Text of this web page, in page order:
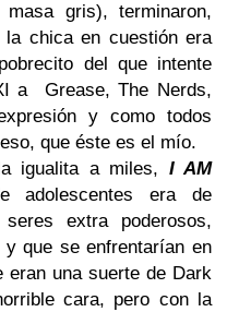
gris), terminaron,
la chica en cuestión era
del que intente
a Grease, The Nerds,
y como todos
que éste es el mío.
igualita a miles, I AM
adolescentes era de
extra poderosos,
y que se enfrentarían en
eran una suerte de Dark
cara, pero con la